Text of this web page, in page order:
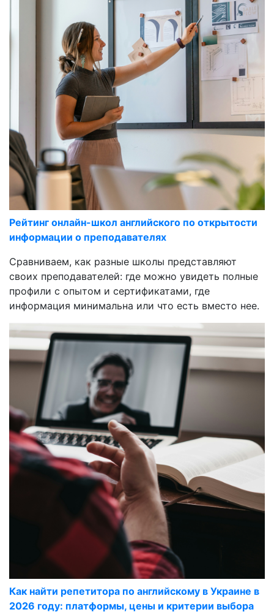
Рейтинг онлайн-школ английского по открытости
информации о преподавателях
Сравниваем, как разные школы представляют
своих преподавателей: где можно увидеть полные
профили с опытом и сертификатами, где
информация минимальна или что есть вместо нее.
Как найти репетитора по английскому в Украине в
2026 году: платформы, цены и критерии выбора